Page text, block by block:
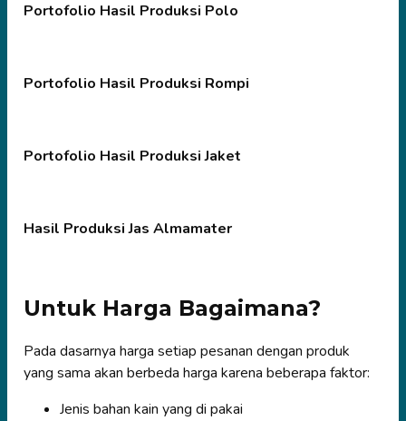
Portofolio Hasil Produksi Polo
Portofolio Hasil Produksi Rompi
Portofolio Hasil Produksi Jaket
Hasil Produksi Jas Almamater
Untuk Harga Bagaimana?
Pada dasarnya harga setiap pesanan dengan produk
yang sama akan berbeda harga karena beberapa faktor:
Jenis bahan kain yang di pakai